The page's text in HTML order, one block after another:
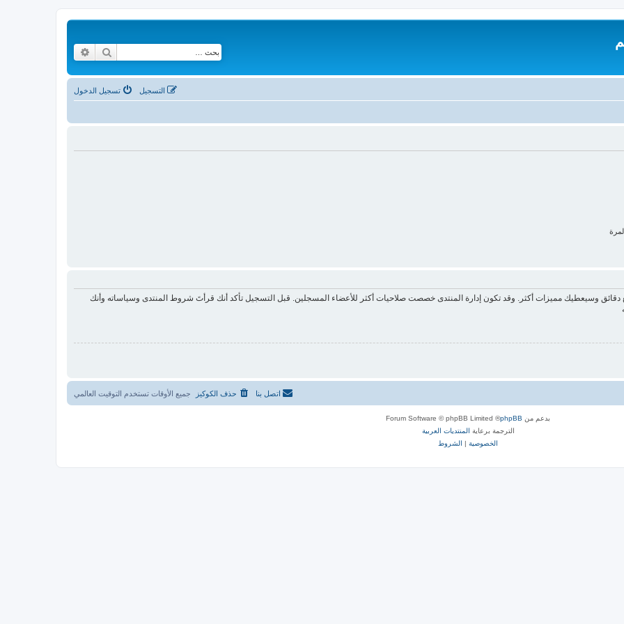
بحث
تسجيل الدخول التسجيل
وسيعطيك مميزات أكثر. وقد تكون إدارة المنتدى خصصت صلاحيات أكثر للأعضاء المسجلين. قبل التسجيل تأكد أنك قرأتَ شروط المنتدى وسياساته وأنك
جميع الأوقات تستخدم التوقيت العالمي حذف الكوكيز اتصل بنا
بدعم من phpBB
® Forum Software © phpBB Limited
الترجمة برعاية المنتديات العربية
الخصوصية | الشروط